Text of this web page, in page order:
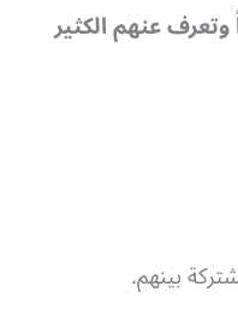
عنهم الكثير
بينهم.